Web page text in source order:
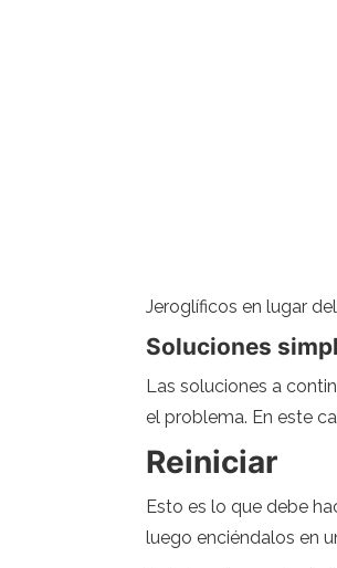
Jeroglíficos en lugar
Soluciones
Las soluciones a
el problema. En este
Reiniciar
Esto es lo que debe
luego enciéndalos en